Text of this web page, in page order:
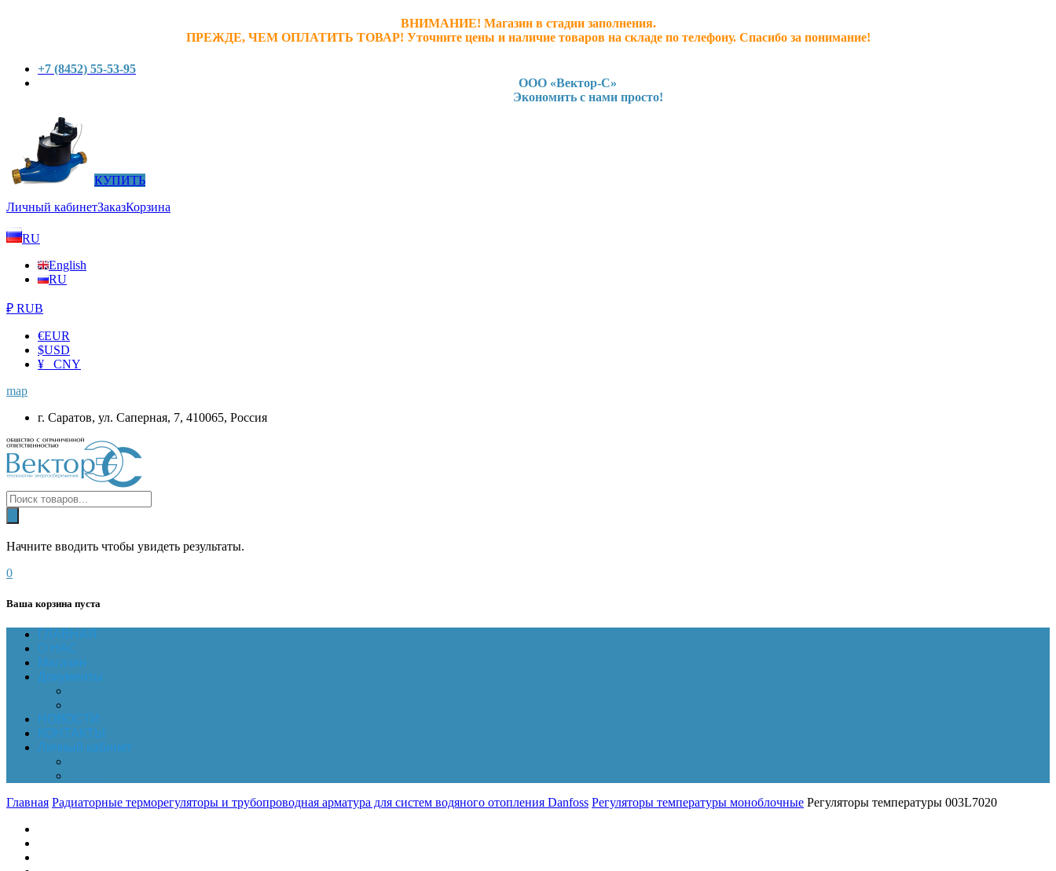
ВНИМАНИЕ! Магазин в стадии заполнения.
ПРЕЖДЕ, ЧЕМ ОПЛАТИТЬ ТОВАР! Уточните цены и наличие товаров на складе по телефону. Спасибо за понимание!
+7 (8452) 55-53-95
ООО «Вектор-С»
Экономить с нами просто!
КУПИТЬ
Личный кабинетЗаказКорзина
RU
English
RU
₽ RUB
€EUR
$USD
¥ CNY
map
г. Саратов, ул. Саперная, 7, 410065, Россия
Начните вводить чтобы увидеть результаты.
0
Ваша корзина пуста
ГЛАВНАЯ
О НАС
Магазин
Документы
НОВОСТИ
КОНТАКТЫ
Личный кабинет
Главная Радиаторные терморегуляторы и трубопроводная арматура для систем водяного отопления Danfoss Регуляторы температуры моноблочные Регуляторы температуры 003L7020